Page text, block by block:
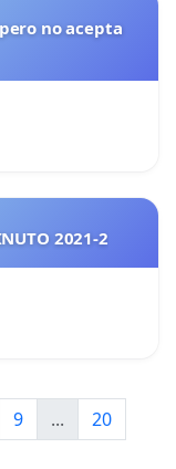
no acepta
DESCUENTO MATRICULA UNIMINUTO 2021-2
9 ...
20